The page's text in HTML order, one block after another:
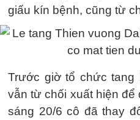
giấu kín bệnh, cũng từ
Trước giờ tổ chức tang
vẫn từ chối xuất hiện để
sáng 20/6 cô đã thay